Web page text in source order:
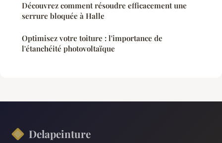
Découvrez comment résoudre efficacement une
serrure bloquée à Halle
Optimisez votre toiture : l'importance de
l'étanchéité photovoltaïque
Delapeinture